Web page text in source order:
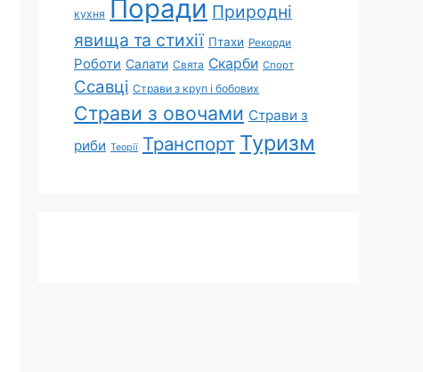
кухня Поради Природні
явища та стихії Птахи Рекорди
Роботи Салати Свята Скарби Спорт
Ссавці Страви з круп і бобових
Страви з овочами Страви з
риби Теорії Транспорт Туризм